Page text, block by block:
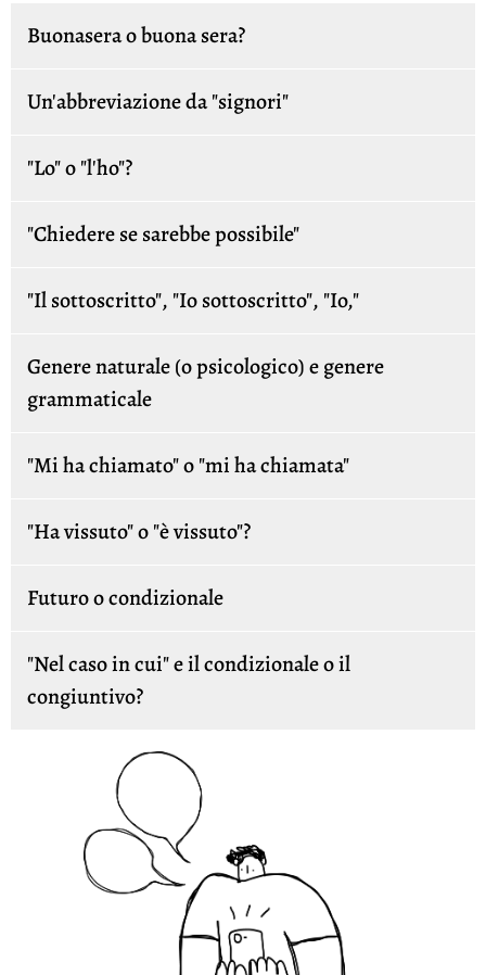
Buonasera o buona sera?
Un'abbreviazione da "signori"
"Lo" o "l'ho"?
"Chiedere se sarebbe possibile"
"Il sottoscritto", "Io sottoscritto", "Io,"
Genere naturale (o psicologico) e genere
grammaticale
"Mi ha chiamato" o "mi ha chiamata"
"Ha vissuto" o "è vissuto"?
Futuro o condizionale
"Nel caso in cui" e il condizionale o il
congiuntivo?